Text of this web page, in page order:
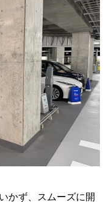
かず、スムーズに開